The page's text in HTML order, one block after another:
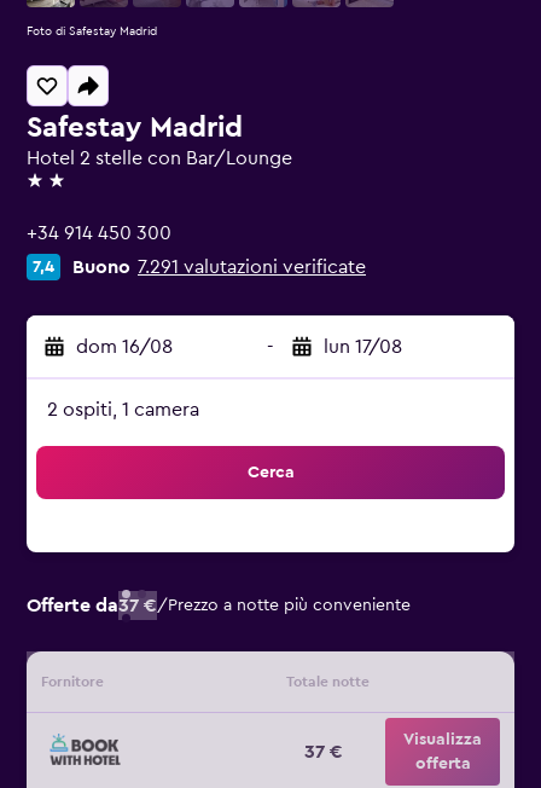
Safestay Madrid
Hotel 2 stelle con Bar/Lounge
2 stelle
+34 914 450 300
7,4 Buono 7.291 valutazioni verificate
dom 16/08 - lun 17/08
2 ospiti, 1 camera
Cerca
Offerte da37 €/ Prezzo a notte più conveniente
Fornitore Totale notte
37 €
Visualizza
offerta
Foto di Safestay Madrid